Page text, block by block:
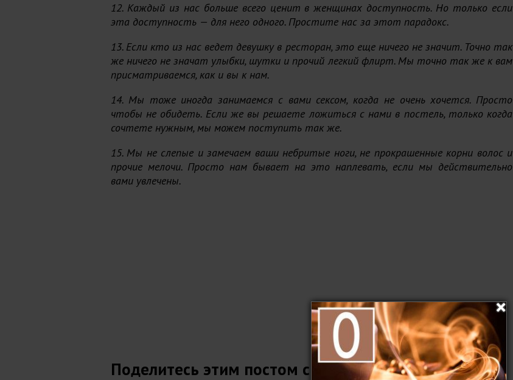
12. Каждый из нас больше всего ценит в женщинах доступность. Но только если
эта доступность — для него одного. Простите нас за этот парадокс.
13. Если кто из нас ведет девушку в ресторан, это еще ничего не значит. Точно так
же ничего не значат улыбки, шутки и прочий легкий флирт. Мы точно так же к вам
присматриваемся, как и вы к нам.
14. Мы тоже иногда занимаемся с вами сексом, когда не очень хочется. Просто
чтобы не обидеть. Если же вы решаете ложиться с нами в постель, только когда
сочтете нужным, мы можем поступить так же.
15. Мы не слепые и замечаем ваши небритые ноги, не прокрашенные корни волос и
прочие мелочи. Просто нам бывает на это наплевать, если мы действительно
вами увлечены.
Поделитесь этим постом с друзьями